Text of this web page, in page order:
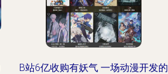
B站6亿收购有妖气 一场动漫开发的